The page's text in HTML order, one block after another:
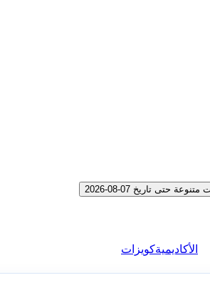
تاريخ 07-08-2026
الأكاديميةكويزات